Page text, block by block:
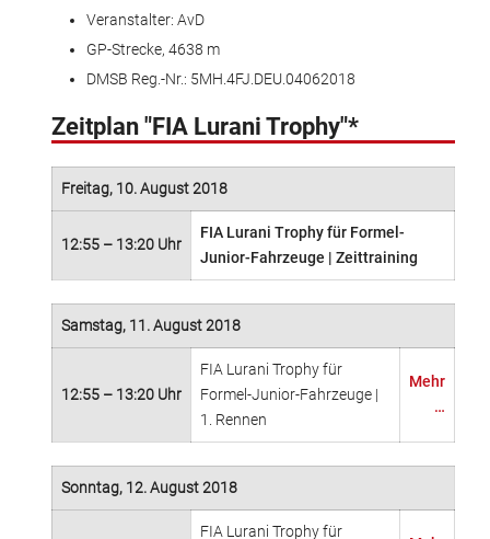
Veranstalter: AvD
GP-Strecke, 4638 m
DMSB Reg.-Nr.: 5MH.4FJ.DEU.04062018
Zeitplan "FIA Lurani Trophy"*
Freitag, 10. August 2018
12:55 – 13:20 Uhr
FIA Lurani Trophy für Formel-
Junior-Fahrzeuge | Zeittraining
Samstag, 11. August 2018
12:55 – 13:20 Uhr
FIA Lurani Trophy für
Formel-Junior-Fahrzeuge |
1. Rennen
Mehr
…
Sonntag, 12. August 2018
FIA Lurani Trophy für